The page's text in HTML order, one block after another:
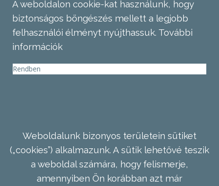
A weboldalon cookie-kat használunk, hogy
biztonságos böngészés mellett a legjobb
felhasználói élményt nyújthassuk. További
információk
Rendben
Weboldalunk bizonyos területein sütiket
(„cookies”) alkalmazunk. A sütik lehetővé teszik
a weboldal számára, hogy felismerje,
amennyiben Ön korábban azt már